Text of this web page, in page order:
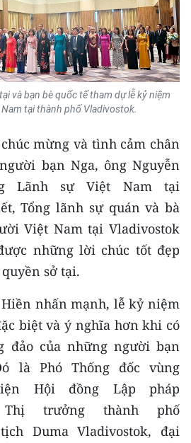
nghệ
phía Bắc
Bộ và Tây
và bạn bè quốc tế tham dự lễ kỷ niệm
tại thành phố Vladivostok.
mừng và tình cảm chân
bạn Nga, ông Nguyễn
Lãnh sự Việt Nam tại
Tổng lãnh sự quán và bà
Việt Nam tại Vladivostok
những lời chúc tốt đẹp
sở tại.
nhấn mạnh, lễ kỷ niệm
biệt và ý nghĩa hơn khi có
đảo của những người bạn
là Phó Thống đốc vùng
Hội đồng Lập pháp
Thị trưởng thành phố
Duma Vladivostok, đại